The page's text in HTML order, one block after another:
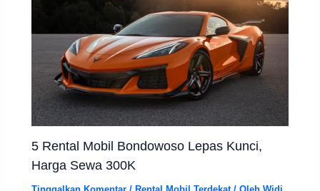
5 Rental Mobil Bondowoso Lepas Kunci,
Harga Sewa 300K